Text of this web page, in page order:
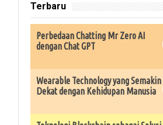
Terbaru
Perbedaan Chatting Mr Zero AI
dengan Chat GPT
Wearable Technology yang Semakin
Dekat dengan Kehidupan Manusia